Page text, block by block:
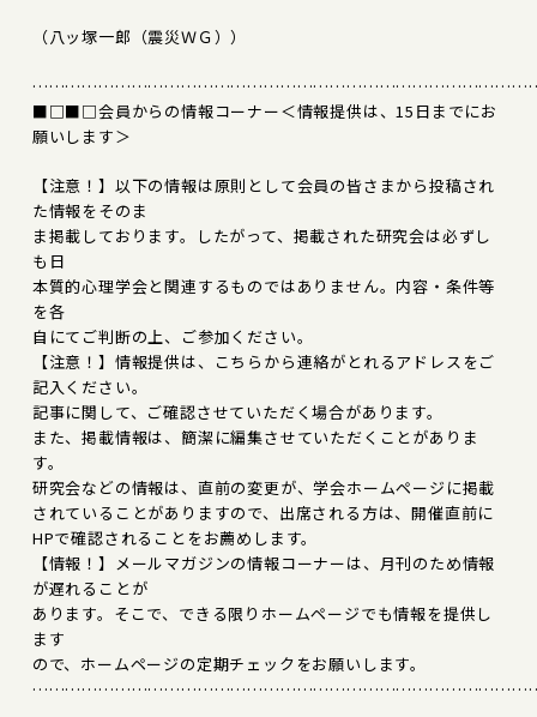
（八ッ塚一郎（震災ＷＧ））
■□■□会員からの情報コーナー＜情報提供は、15日までにお
願いします＞
【注意！】以下の情報は原則として会員の皆さまから投稿され
た情報をそのま
ま掲載しております。したがって、掲載された研究会は必ずし
も日
本質的心理学会と関連するものではありません。内容・条件等
を各
自にてご判断の上、ご参加ください。
【注意！】情報提供は、こちらから連絡がとれるアドレスをご
記入ください。
記事に関して、ご確認させていただく場合があります。
また、掲載情報は、簡潔に編集させていただくことがありま
す。
研究会などの情報は、直前の変更が、学会ホームページに掲載
されていることがありますので、出席される方は、開催直前に
HPで確認されることをお薦めします。
【情報！】メールマガジンの情報コーナーは、月刊のため情報
が遅れることが
あります。そこで、できる限りホームページでも情報を提供し
ます
ので、ホームページの定期チェックをお願いします。